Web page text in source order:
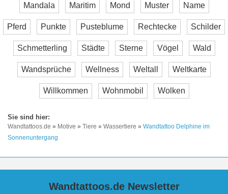
Mandala Maritim Mond Muster Name
Pferd Punkte Pusteblume Rechtecke Schilder
Schmetterling Städte Sterne Vögel Wald
Wandsprüche Wellness Weltall Weltkarte
Willkommen Wohnmobil Wolken
Wandtattoos.de » Motive » Tiere » Wassertiere » Wandtattoo Delphine im
Sonnenuntergang
Wandtattoos.de Newsletter